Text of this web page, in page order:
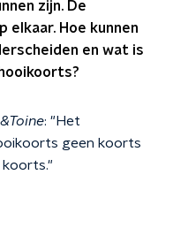
zijn. De
elkaar. Hoe kunnen
en wat is
: "Het
geen koorts
koorts."